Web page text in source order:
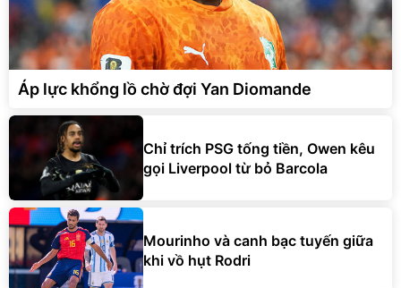
Áp lực khổng lồ chờ đợi Yan Diomande
Chỉ trích PSG tống tiền, Owen kêu
gọi Liverpool từ bỏ Barcola
Mourinho và canh bạc tuyến giữa
khi vồ hụt Rodri